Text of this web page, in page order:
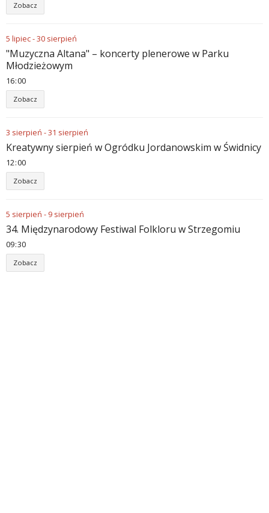
Zobacz
5 lipiec-30 sierpień
"Muzyczna Altana" – koncerty plenerowe w Parku
Młodzieżowym
16 00
Zobacz
3 sierpień -31 sierpień
Kreatywny sierpień w Ogródku Jordanowskim w Świdnicy
12 00
Zobacz
5 sierpień - 9 sierpień
34. Międzynarodowy Festiwal Folkloru w Strzegomiu
09 30
Zobacz